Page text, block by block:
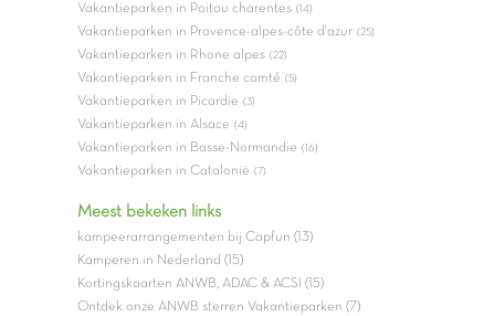
Vakantieparken in Poitou charentes (14)
Vakantieparken in Provence-alpes-côte d'azur (25)
Vakantieparken in Rhone alpes (22)
Vakantieparken in Franche comté (5)
Vakantieparken in Picardie (3)
Vakantieparken in Alsace (4)
Vakantieparken in Basse-Normandie (16)
Vakantieparken in Catalonië (7)
Meest bekeken links
kampeerarrangementen bij Capfun (13)
Kamperen in Nederland (15)
Kortingskaarten ANWB, ADAC & ACSI (15)
Ontdek onze ANWB sterren Vakantieparken (7)